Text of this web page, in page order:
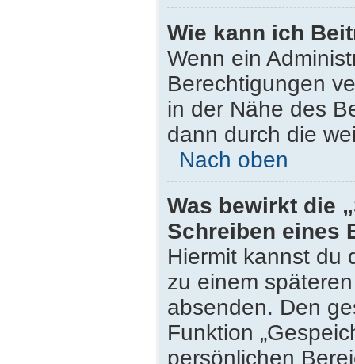
Wie kann ich
Wenn ein
Berechtigungen
in der Nähe des
dann durch die
Nach oben
Was bewirkt die
Schreiben eines
Hiermit kannst du
zu einem
absenden. Den
Funktion
persönlichen